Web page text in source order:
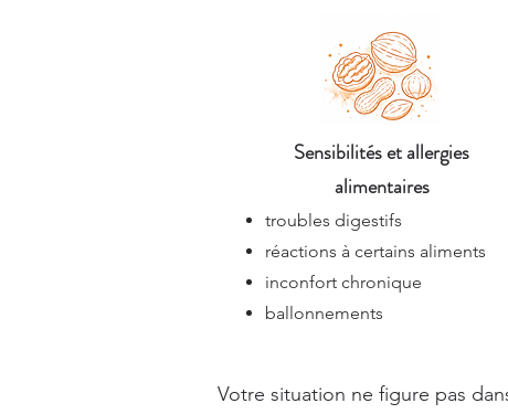
Sensibilités et allergies
alimentaires
troubles digestifs
réactions à certains aliments
inconfort chronique
ballonnements
Votre situation ne figure pas